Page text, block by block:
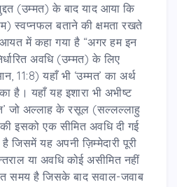
(उम्मत) के बाद याद आया कि
स्वप्नफल बताने की क्षमता रखते
में कहा गया है “अगर हम इन
अवधि (उम्मत) के लिए
11:8) यहाँ भी ‘उम्मत’ का अर्थ
है। यहाँ यह इशारा भी अभीष्ट
जो अल्लाह के रसूल (सल्लल्लाहु
इसको एक सीमित अवधि दी गई
जिसमें यह अपनी ज़िम्मेदारी पूरी
या अवधि कोई असीमित नहीं
समय है जिसके बाद सवाल-जवाब